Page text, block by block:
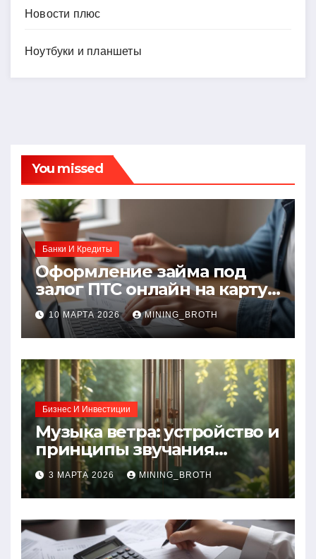
Новости плюс
Ноутбуки и планшеты
You missed
Банки И Кредиты
Оформление займа под
залог ПТС онлайн на карту
без визита в офис: порядок,
требования и документы
10 МАРТА 2026 MINING_BROTH
Бизнес И Инвестиции
Музыка ветра: устройство и
принципы звучания
колокольчиков
3 МАРТА 2026 MINING_BROTH